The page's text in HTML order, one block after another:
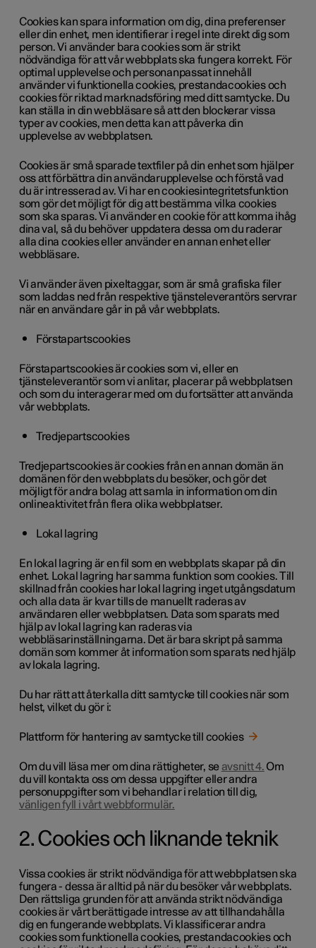
Cookies kan spara information om dig, dina preferenser
eller din enhet, men identifierar i regel inte direkt dig som
person. Vi använder bara cookies som är strikt
nödvändiga för att vår webbplats ska fungera korrekt. För
optimal upplevelse och personanpassat innehåll
använder vi funktionella cookies, prestandacookies och
cookies för riktad marknadsföring med ditt samtycke. Du
kan ställa in din webbläsare så att den blockerar vissa
typer av cookies, men detta kan att påverka din
upplevelse av webbplatsen.
Cookies är små sparade textfiler på din enhet som hjälper
oss att förbättra din användarupplevelse och förstå vad
du är intresserad av. Vi har en cookiesintegritetsfunktion
som gör det möjligt för dig att bestämma vilka cookies
som ska sparas. Vi använder en cookie för att komma ihåg
dina val, så du behöver uppdatera dessa om du raderar
alla dina cookies eller använder en annan enhet eller
webbläsare.
Vi använder även pixeltaggar, som är små grafiska filer
som laddas ned från respektive tjänsteleverantörs servrar
när en användare går in på vår webbplats.
Förstapartscookies
Förstapartscookies är cookies som vi, eller en
tjänsteleverantör som vi anlitar, placerar på webbplatsen
och som du interagerar med om du fortsätter att använda
vår webbplats.
Tredjepartscookies
Tredjepartscookies är cookies från en annan domän än
domänen för den webbplats du besöker, och gör det
möjligt för andra bolag att samla in information om din
onlineaktivitet från flera olika webbplatser.
Lokal lagring
En lokal lagring är en fil som en webbplats skapar på din
enhet. Lokal lagring har samma funktion som cookies. Till
skillnad från cookies har lokal lagring inget utgångsdatum
och alla data är kvar tills de manuellt raderas av
användaren eller webbplatsen. Data som sparats med
hjälp av lokal lagring kan raderas via
webbläsarinställningarna. Det är bara skript på samma
domän som kommer åt information som sparats ned hjälp
av lokala lagring.
Du har rätt att återkalla ditt samtycke till cookies när som
helst, vilket du gör i:
Plattform för hantering av samtycke till cookies
Om du vill läsa mer om dina rättigheter, seavsnitt 4. Om
du vill kontakta oss om dessa uppgifter eller andra
personuppgifter som vi behandlar i relation till dig,
vänligen fyll i vårt webbformulär.
2. Cookies och liknande teknik
Vissa cookies är strikt nödvändiga för att webbplatsen ska
fungera - dessa är alltid på när du besöker vår webbplats.
Den rättsliga grunden för att använda strikt nödvändiga
cookies är vårt berättigade intresse av att tillhandahålla
dig en fungerande webbplats. Vi klassificerar andra
cookies som funktionella cookies, prestandacookies och